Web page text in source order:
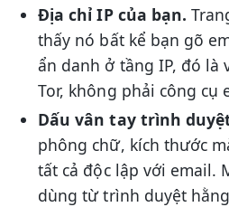
Địa chỉ IP của bạn.
thấy nó bất kể bạn gõ
ẩn danh ở tầng IP, đó là
Tor, không phải công cụ
Dấu vân tay trình
phông chữ, kích thước
tất cả độc lập với email.
dùng từ trình duyệt